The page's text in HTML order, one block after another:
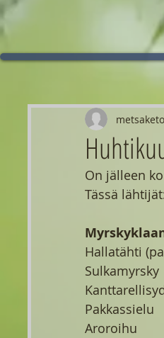
On jälleen
Tässä
Hallatähti
Sulkamyrsky
Pakkassielu
Aroroihu